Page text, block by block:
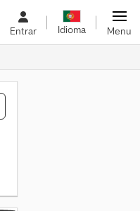
Entrar Idioma Menu